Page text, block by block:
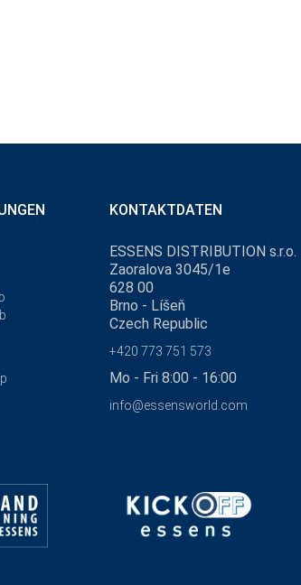
KONTAKTDATEN
ESSENS DISTRIBUTION s.r.o.
Zaoralova 3045/1e
628 00
Brno - Líšeň
Czech Republic
+420 773 751 573
Mo - Fri 8:00 - 16:00
info@essensworld.com